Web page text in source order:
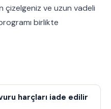
çizelgeniz ve uzun vadeli
birlikte
harçları iade edilir